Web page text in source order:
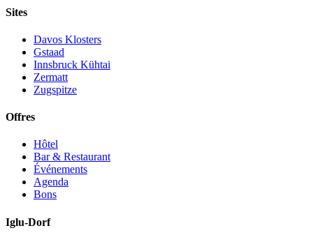
Sites
Davos Klosters
Gstaad
Innsbruck Kühtai
Zermatt
Zugspitze
Offres
Hôtel
Bar & Restaurant
Événements
Agenda
Bons
Iglu-Dorf